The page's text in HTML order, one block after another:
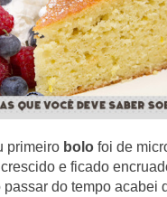
primeiro bolo foi de
e ficado
passar do tempo acabei